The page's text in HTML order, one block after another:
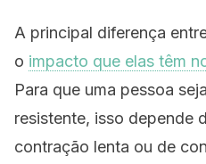
A principal diferença
o impacto que elas têm
Para que uma pessoa
resistente, isso depende
contração lenta ou de